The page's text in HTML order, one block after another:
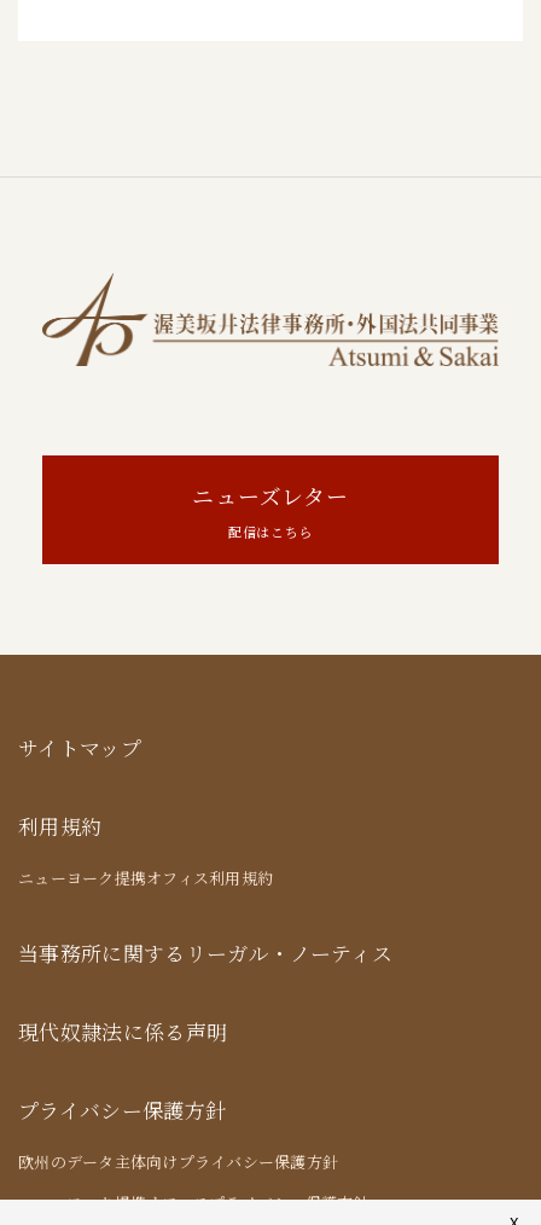
ニューズレター
配信はこちら
サイトマップ
利用規約
ニューヨーク提携オフィス利用規約
当事務所に関するリーガル・ノーティス
現代奴隷法に係る声明
プライバシー保護方針
欧州のデータ主体向けプライバシー保護方針
ニューヨーク提携オフィスプライバシー保護方針